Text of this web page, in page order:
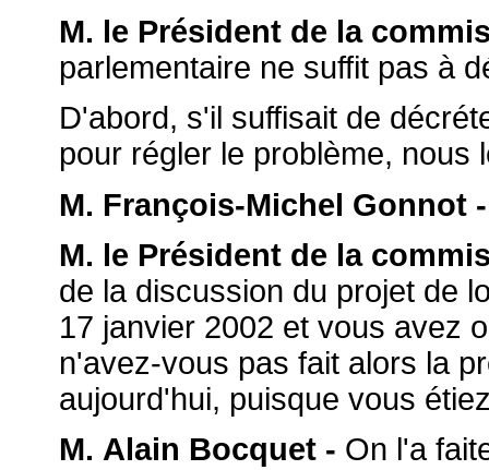
M. le Président de la
parlementaire ne suffit pas à
D'abord, s'il suffisait de
pour régler le problème, nous
M. François-Michel Gonnot -
M. le Président de la
de la discussion du projet de
17 janvier 2002 et vous avez
n'avez-vous pas fait alors la
aujourd'hui, puisque vous
M. Alain Bocquet - On l'a